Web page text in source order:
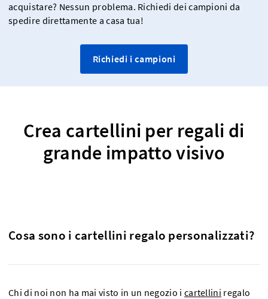
acquistare? Nessun problema. Richiedi dei campioni da
spedire direttamente a casa tua!
Richiedi i campioni
Crea cartellini per regali di
grande impatto visivo
Cosa sono i cartellini regalo personalizzati?
Chi di noi non ha mai visto in un negozio i cartellini regalo